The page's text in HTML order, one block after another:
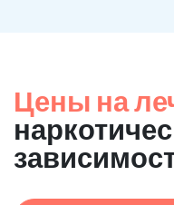
Цены на